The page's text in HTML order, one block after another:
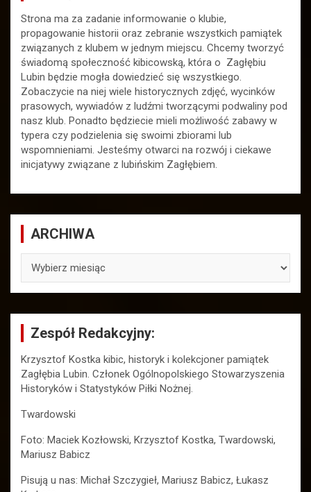
Strona ma za zadanie informowanie o klubie,
propagowanie historii oraz zebranie wszystkich pamiątek
związanych z klubem w jednym miejscu. Chcemy tworzyć
świadomą społeczność kibicowską, która o Zagłębiu
Lubin będzie mogła dowiedzieć się wszystkiego.
Zobaczycie na niej wiele historycznych zdjęć, wycinków
prasowych, wywiadów z ludźmi tworzącymi podwaliny pod
nasz klub. Ponadto będziecie mieli możliwość zabawy w
typera czy podzielenia się swoimi zbiorami lub
wspomnieniami. Jesteśmy otwarci na rozwój i ciekawe
inicjatywy związane z lubińskim Zagłębiem.
ARCHIWA
Zespół Redakcyjny:
Krzysztof Kostka kibic, historyk i kolekcjoner pamiątek
Zagłębia Lubin. Członek Ogólnopolskiego Stowarzyszenia
Historyków i Statystyków Piłki Nożnej.
Twardowski
Foto: Maciek Kozłowski, Krzysztof Kostka, Twardowski,
Mariusz Babicz
Pisują u nas: Michał Szczygieł, Mariusz Babicz, Łukasz